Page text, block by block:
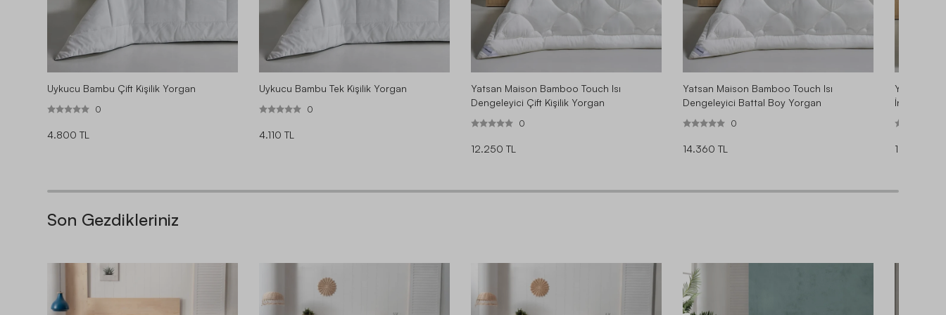
Uykucu Bambu Çift Kişilik Yorgan
0
4.800 TL
Uykucu Bambu Tek Kişilik Yorgan
0
4.110 TL
Yatsan Maison Bamboo Touch Isı
Dengeleyici Çift Kişilik Yorgan
0
12.250 TL
Yatsan Maison Bamboo Touch Isı
Dengeleyici Battal Boy Yorgan
0
14.360 TL
Yatsan
İnce
10.330 TL
Son Gezdikleriniz